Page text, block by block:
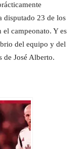
disputado 23 de los
el campeonato. Y es
del equipo y del
de José Alberto.